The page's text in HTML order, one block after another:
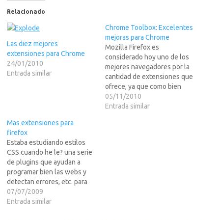
Relacionado
Las diez mejores
extensiones para Chrome
24/01/2010
Entrada similar
Chrome Toolbox: Excelentes
mejoras para Chrome
Mozilla Firefox es
considerado hoy uno de los
mejores navegadores por la
cantidad de extensiones que
ofrece, ya que como bien
describe su nombre,
extienden el uso del
05/11/2010
Entrada similar
Mas extensiones para
firefox
Estaba estudiando estilos
CSS cuando he le? una serie
de plugins que ayudan a
programar bien las webs y
detectan errores, etc. para
firefox en LEER MAS>>>x
cierto, tambien ha salido VLC
07/07/2009
Entrada similar